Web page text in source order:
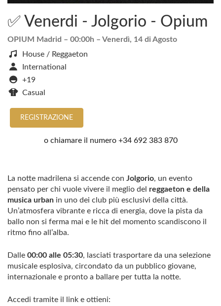
✅ Venerdi - Jolgorio - Opium
OPIUM Madrid – 00:00h – Venerdì, 14 di Agosto
House / Reggaeton
International
+19
Casual
REGISTRAZIONE
o chiamare il numero +34 692 383 870
La notte madrilena si accende con Jolgorio, un evento
pensato per chi vuole vivere il meglio del reggaeton e della
musica urban in uno dei club più esclusivi della città.
Un’atmosfera vibrante e ricca di energia, dove la pista da
ballo non si ferma mai e le hit del momento scandiscono il
ritmo fino all’alba.
Dalle 00:00 alle 05:30, lasciati trasportare da una selezione
musicale esplosiva, circondato da un pubblico giovane,
internazionale e pronto a ballare per tutta la notte.
Accedi tramite il link e ottieni: